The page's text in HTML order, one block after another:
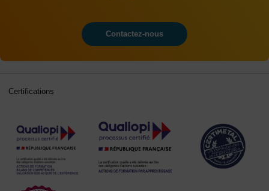
Contactez-nous
Certifications